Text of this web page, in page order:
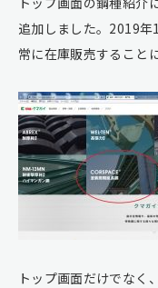
追加しました。2019年
常に在庫販売すること
トップ画面だけでなく